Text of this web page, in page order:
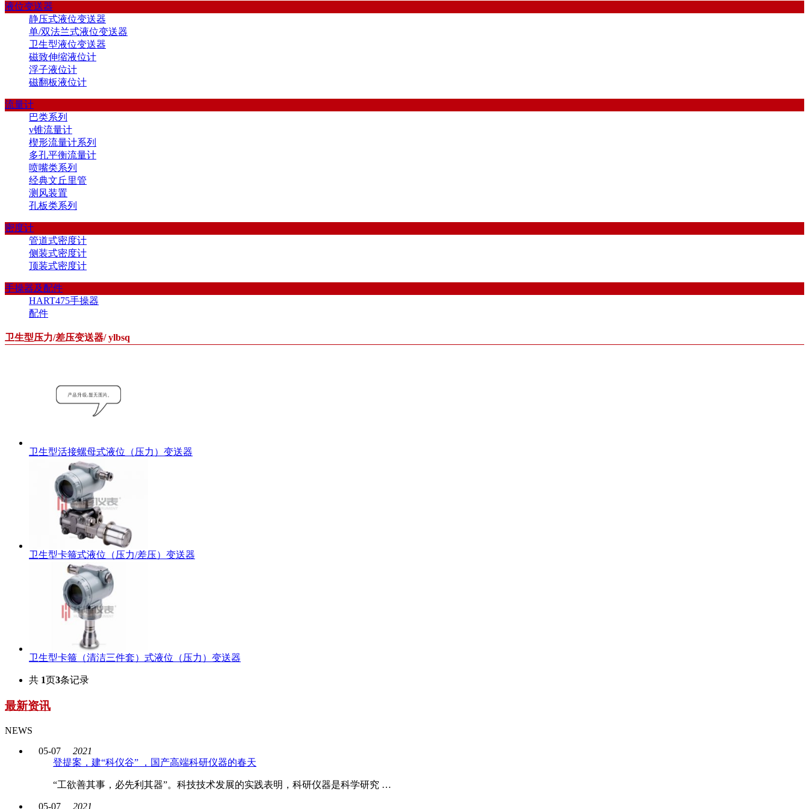
液位变送器
静压式液位变送器
单/双法兰式液位变送器
卫生型液位变送器
磁致伸缩液位计
浮子液位计
磁翻板液位计
流量计
巴类系列
v锥流量计
楔形流量计系列
多孔平衡流量计
喷嘴类系列
经典文丘里管
测风装置
孔板类系列
密度计
管道式密度计
侧装式密度计
顶装式密度计
手操器及配件
HART475手操器
配件
卫生型压力/差压变送器/ ylbsq
卫生型活接螺母式液位（压力）变送器
卫生型卡箍式液位（压力/差压）变送器
卫生型卡箍（清洁三件套）式液位（压力）变送器
共 1页3条记录
最新资讯
NEWS
05-07
2021
登提案，建“科仪谷” ，国产高端科研仪器的春天
“工欲善其事，必先利其器”。科技技术发展的实践表明，科研仪器是科学研究 …
05-07 2021